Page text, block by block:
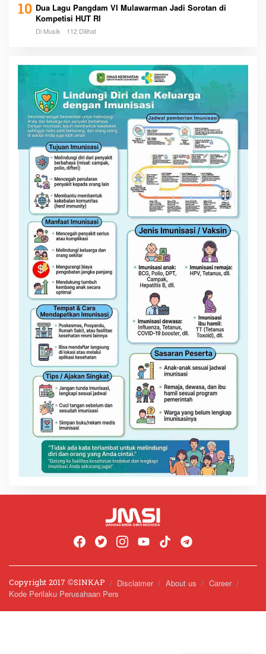
10 Dua Lagu Pangdam VI Mulawarman Jadi Sorotan di
Kompetisi HUT RI
Di Musik 112 Dilihat
Copyright 2017 ©️SINKAP Disclaimer About us
Career
Kode Perilaku Perusahaan Pers